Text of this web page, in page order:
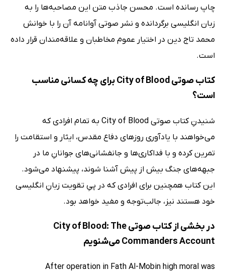
چاپ رسانده است. محسن جاذب متن این مصاحبه‌ها را به
زبان انگلیسی برگردانده و نشر صوتی آوانامه آن را با خوانش
محمد تاج دین در اختیار عموم مخاطبان و علاقه‌مندان قرار داده
است.
کتاب صوتی City of Blood برای چه کسانی مناسب
است؟
شنیدنِ کتاب صوتی City of Blood به تمام افرادی که
می‌خواهند با یادآوری روزهای دفاع مقدس، ایثار و استقامت را
تمرین کرده و با فداکاری‌ها و جانفشانی‌های جوانانِ ما در
جبهه‌های جنگ بیش از پیش آشنا شوند، پیشنهاد می‌شود.
این کتاب همچنین برای افرادی که در پیِ تقویت زبانِ انگلیسی
خود هستند نیز، جالب‌توجه و مفید خواهد بود.
در بخشی از کتاب صوتی City of Blood: The
Commanders Account می‌شنویم
After operation in Fath Al-Mobin high moral was